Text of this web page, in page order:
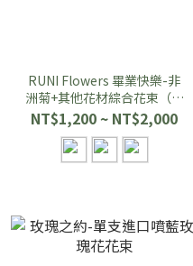
RUNI Flowers 畢業快樂-非
洲菊+其他花材綜合花束（多
色可選）
NT$1,200 ~ NT$2,000